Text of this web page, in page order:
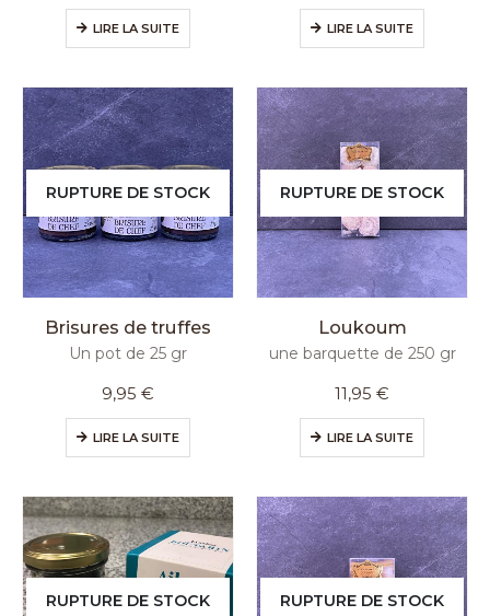
LIRE LA SUITE LIRE LA SUITE
RUPTURE DE STOCK
Brisures de truffes
Un pot de 25 gr
9,95 €
LIRE LA SUITE
RUPTURE DE STOCK
Loukoum
une barquette de 250 gr
11,95 €
LIRE LA SUITE
RUPTURE DE STOCK RUPTURE DE STOCK